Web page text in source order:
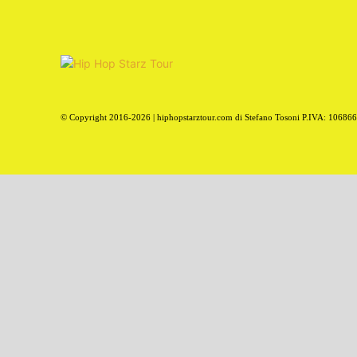
© Copyright 2016-2026 | hiphopstarztour.com di Stefano Tosoni P.IVA: